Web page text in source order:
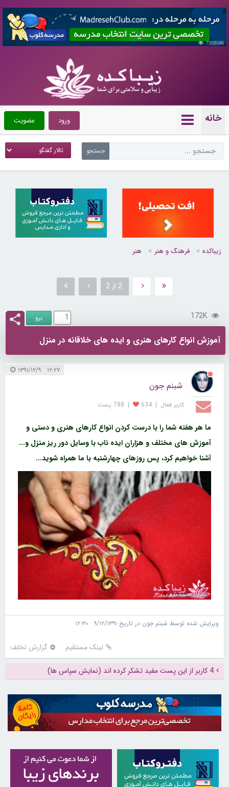
7359586
خانه عضویت ورود
زیباکده فرهنگ و هنر هنر
2 از 2
172K
آموزش انواع کارهای هنری و ایده های خلاقانه در منزل
۱۲:۲۷ ۱۳۹۱/۱۲/۹
شبنم جون
کاربر فعال |
634
| 788 پست
ما هر هفته شما را با درست کردن انواع کارهای هنری و دستی و
آموزش های مختلف و هزاران ایده ناب با وسایل دور ریز منزل و...
آشنا خواهیم کرد، پس روزهای چهارشنبه با ما همراه شوید...
ویرایش شده توسط شبنم جون در تاریخ ۹/۱۲/۱۳۹۱ ۱۲:۳۰
لینک مستقیم گزارش تخلف
4 کاربر از این پست مفید تشکر کرده اند (نمایش سپاس ها)